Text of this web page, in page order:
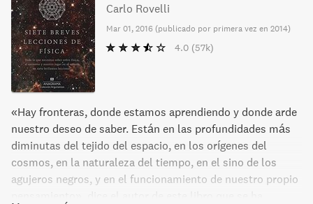
Carlo Rovelli
Mar 01, 2016 (publicado por primera vez en 2014)
4.0 (57k)
«Hay fronteras, donde estamos aprendiendo y donde arde
nuestro deseo de saber. Están en las profundidades más
diminutas del tejido del espacio, en los orígenes del
cosmos, en la naturaleza del tiempo, en el sino de los
agujeros negros, y en el funcionamiento de nuestro propio